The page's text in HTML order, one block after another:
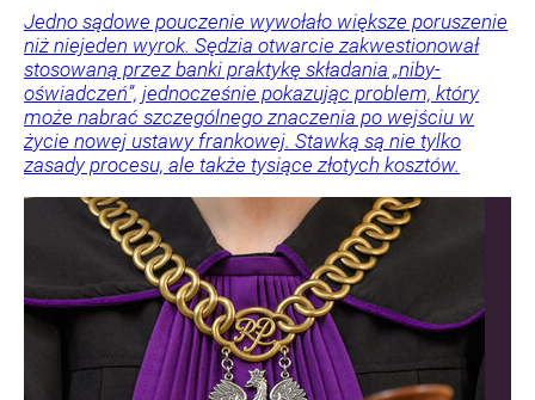
Jedno sądowe pouczenie wywołało większe poruszenie
niż niejeden wyrok. Sędzia otwarcie zakwestionował
stosowaną przez banki praktykę składania „niby-
oświadczeń”, jednocześnie pokazując problem, który
może nabrać szczególnego znaczenia po wejściu w
życie nowej ustawy frankowej. Stawką są nie tylko
zasady procesu, ale także tysiące złotych kosztów.